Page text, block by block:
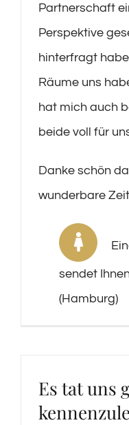
Partnerschaft
Perspektive
hinterfragt
Räume uns
hat mich auch
beide voll für
Danke schön
wunderbare
sendet
(Hamburg)
Es tat uns